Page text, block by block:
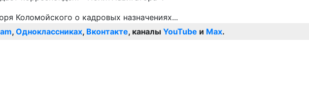
, Одноклассниках, Вконтакте, каналы YouTube и Max.